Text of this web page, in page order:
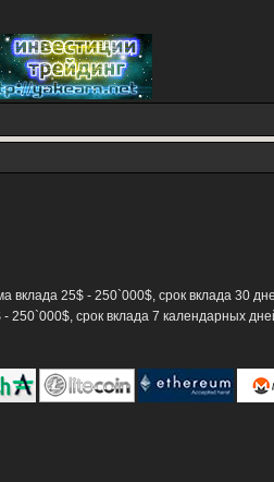
вклада 25$ - 250`000$, срок вклада 30
250`000$, срок вклада 7 календарных